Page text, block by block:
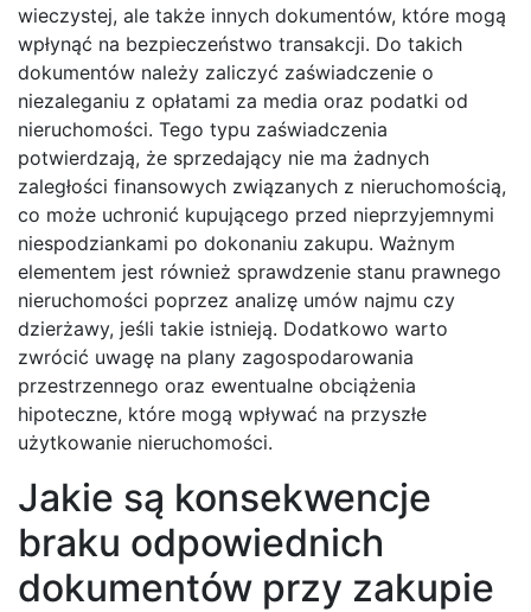
wieczystej, ale także innych dokumentów, które mogą
wpłynąć na bezpieczeństwo transakcji. Do takich
dokumentów należy zaliczyć zaświadczenie o
niezaleganiu z opłatami za media oraz podatki od
nieruchomości. Tego typu zaświadczenia
potwierdzają, że sprzedający nie ma żadnych
zaległości finansowych związanych z nieruchomością,
co może uchronić kupującego przed nieprzyjemnymi
niespodziankami po dokonaniu zakupu. Ważnym
elementem jest również sprawdzenie stanu prawnego
nieruchomości poprzez analizę umów najmu czy
dzierżawy, jeśli takie istnieją. Dodatkowo warto
zwrócić uwagę na plany zagospodarowania
przestrzennego oraz ewentualne obciążenia
hipoteczne, które mogą wpływać na przyszłe
użytkowanie nieruchomości.
Jakie są konsekwencje
braku odpowiednich
dokumentów przy zakupie